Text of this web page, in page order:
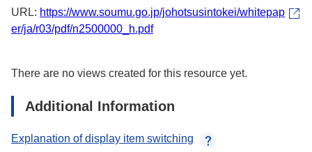
URL: https://www.soumu.go.jp/johotsusintokei/whitepap
er/ja/r03/pdf/n2500000_h.pdf
There are no views created for this resource yet.
Additional Information
Explanation of display item switching